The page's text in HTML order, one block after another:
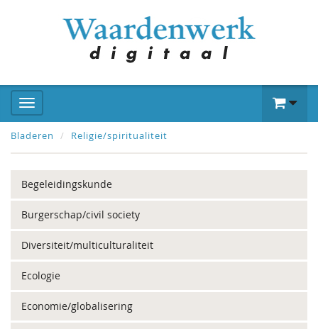
Bladeren Religie/spiritualiteit
Begeleidingskunde
Burgerschap/civil society
Diversiteit/multiculturaliteit
Ecologie
Economie/globalisering